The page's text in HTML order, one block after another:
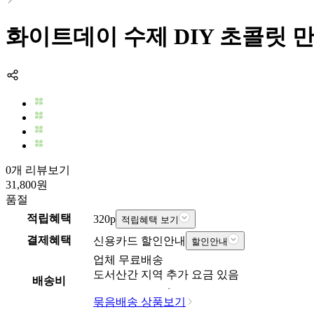
화이트데이 수제 DIY 초콜릿
0개 리뷰보기
31,800원
품절
적립혜택
320p 적립혜택 보기
결제혜택 신용카드 할인안내 할인안내
배송비
업체 무료배송
도서산간 지역 추가 요금 있음
묶음배송 상품보기